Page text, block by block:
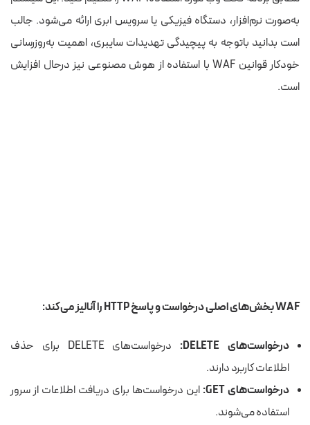
به‌صورت نرم‌افزار، دستگاه فیزیکی یا سرویس ابری ارائه می‌شود. جالب
است بدانید باتوجه به پیچیدگی تهدیدات سایبری، اهمیت به‌روزرسانی
خودکار قوانین WAF با استفاده از هوش مصنوعی نیز درحال افزایش
است.
WAF بخش‌های اصلی درخواست و پاسخ HTTP را آنالیز می‌کند:
درخواست‌های DELETE:
درخواست‌های DELETE برای حذف
اطلاعات کاربرد دارند.
درخواست‌های GET:
این درخواست‌ها برای دریافت اطلاعات از سرور
استفاده می‌شوند.